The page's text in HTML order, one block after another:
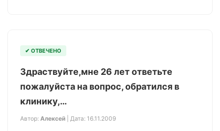
✔ ОТВЕЧЕНО
Здраствуйте,мне 26 лет ответьте
пожалуйста на вопрос, обратился в
клинику,…
Автор: Алексей | Дата: 16.11.2009